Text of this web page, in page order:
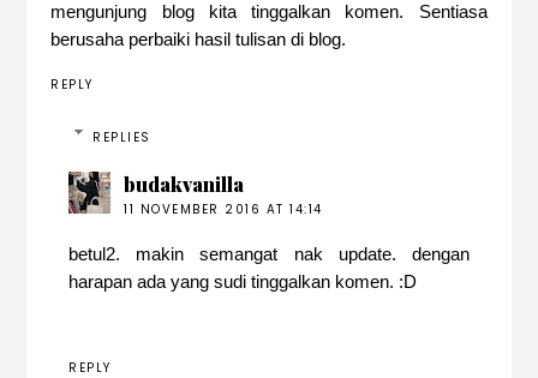
mengunjung blog kita tinggalkan komen. Sentiasa
berusaha perbaiki hasil tulisan di blog.
REPLY
REPLIES
budakvanilla
11 NOVEMBER 2016 AT 14:14
betul2. makin semangat nak update. dengan
harapan ada yang sudi tinggalkan komen. :D
REPLY